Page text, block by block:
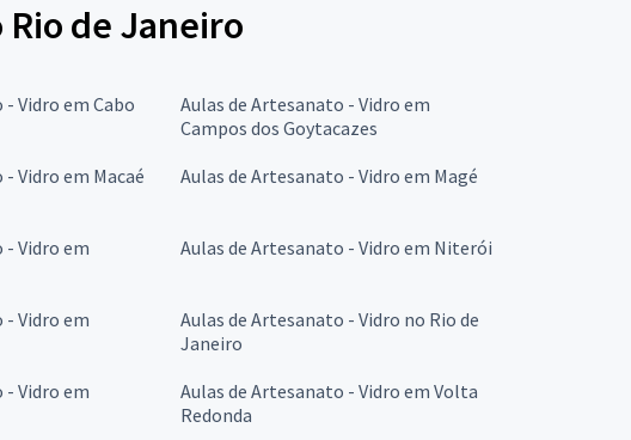
de Janeiro
Vidro em Cabo
Aulas de Artesanato - Vidro em
Campos dos Goytacazes
Vidro em Macaé Aulas de Artesanato - Vidro em Magé
- Vidro em
Aulas de Artesanato - Vidro em Niterói
- Vidro em
Aulas de Artesanato - Vidro no Rio de
Janeiro
- Vidro em
Aulas de Artesanato - Vidro em Volta
Redonda